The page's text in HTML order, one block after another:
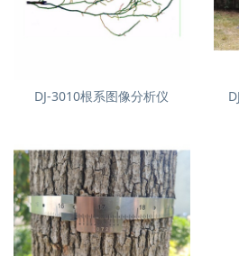
DJ-3010根系图像分析仪